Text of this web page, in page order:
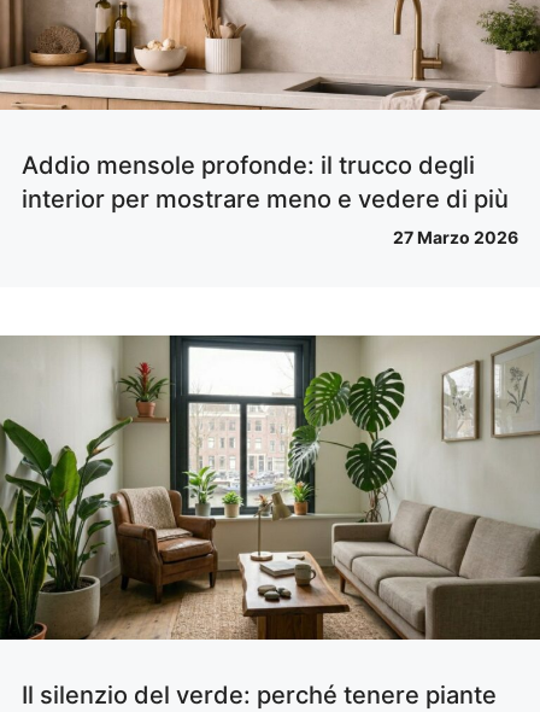
Addio mensole profonde: il trucco degli
interior per mostrare meno e vedere di più
27 Marzo 2026
Il silenzio del verde: perché tenere piante